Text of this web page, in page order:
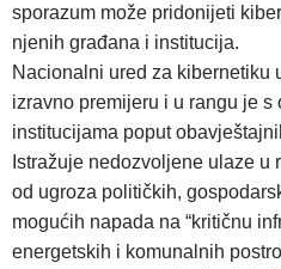
sporazum može pridonijeti
njenih građana i institucija.
Nacionalni ured za kibernetiku
izravno premijeru i u rangu je s
institucijama poput
Istražuje nedozvoljene ulaze u
od ugroza političkih,
mogućih napada na “kritičnu
energetskih i komunalnih